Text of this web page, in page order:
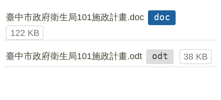
臺中市政府衛生局101施政計畫.doc
doc
122 KB
臺中市政府衛生局101施政計畫.odt odt 38 KB